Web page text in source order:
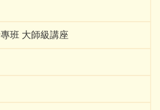
班 大師級講座